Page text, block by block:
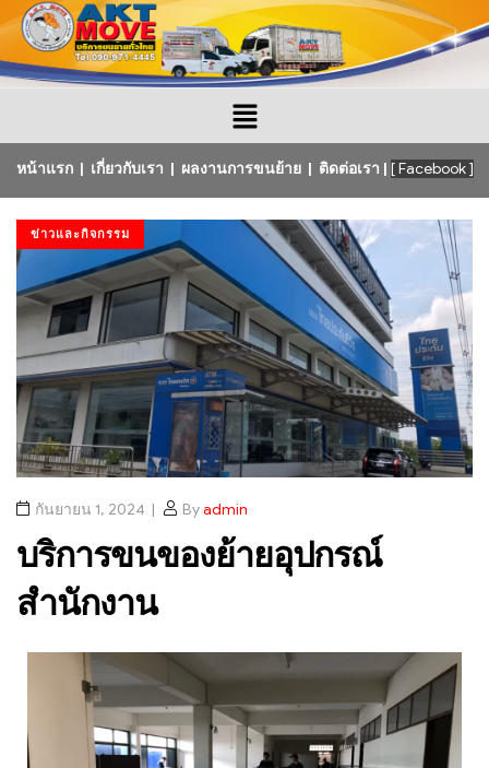
หน้าแรก| เกี่ยวกับเรา | ผลงานการขนย้าย| ติดต่อเรา | [ Facebook ]
ข่าวและกิจกรรม
กันยายน 1, 2024 Byadmin
บริการขนของย้ายอุปกรณ์
สำนักงาน